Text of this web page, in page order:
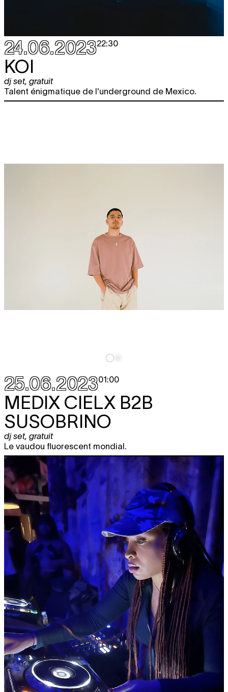
24.06.202322:30
KOI
dj set, gratuit
Talent énigmatique de l'underground de Mexico.
25.06.202301:00
MEDIX CIELX B2B
SUSOBRINO
dj set, gratuit
Le vaudou fluorescent mondial.